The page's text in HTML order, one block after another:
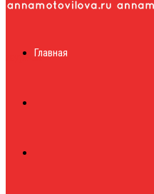
журналГлавная